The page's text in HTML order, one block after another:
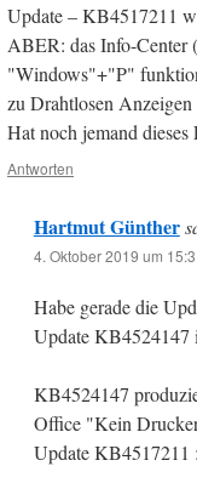
Update – KB4517211
ABER: das Info-Center
"Windows"+"P"
zu Drahtlosen
Hat noch jemand dieses
Antworten
Hartmut Günther
4. Oktober 2019 um
Habe gerade die
Update KB4524147
KB4524147
Office "Kein
Update KB4517211